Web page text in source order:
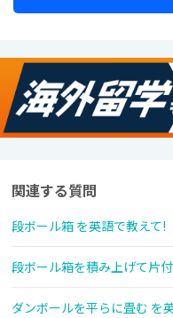
関連する質問
段ボール箱 を英語で教えて!
段ボール箱を積み上げて片
ダンボールを平らに畳む を